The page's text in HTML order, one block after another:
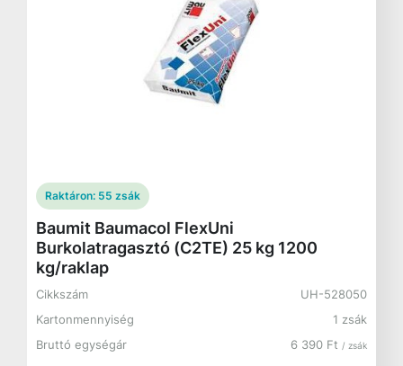
Raktáron: 55 zsák
Baumit Baumacol FlexUni
Burkolatragasztó (C2TE) 25 kg 1200
kg/raklap
Cikkszám
UH-528050
Kartonmennyiség
1 zsák
Bruttó egységár
6 390 Ft / zsák